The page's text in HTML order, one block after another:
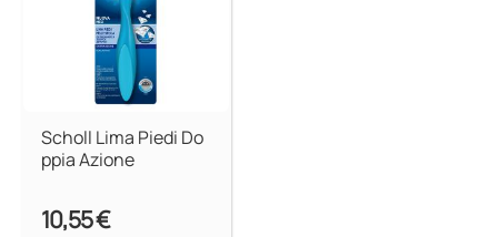
Scholl Lima Piedi Do
ppia Azione
10,55 €